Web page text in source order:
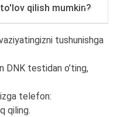
qilish mumkin?
tushunishga
DNK testidan o’ting,
telefon:
qiling.